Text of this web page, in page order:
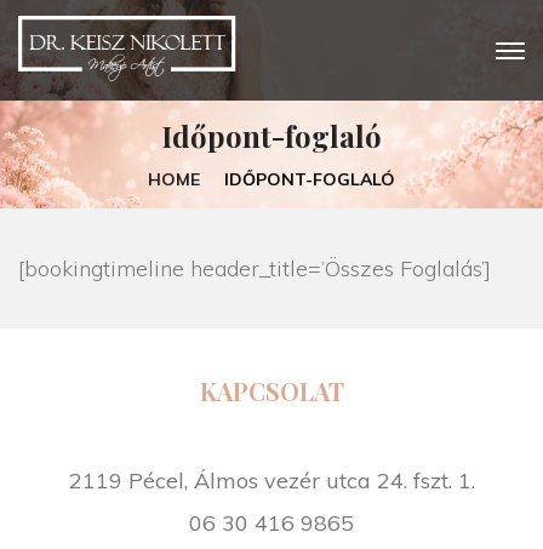
Időpont-foglaló
HOME IDŐPONT-FOGLALÓ
[bookingtimeline header_title=’Összes Foglalás’]
KAPCSOLAT
2119 Pécel, Álmos vezér utca 24. fszt. 1.
06 30 416 9865